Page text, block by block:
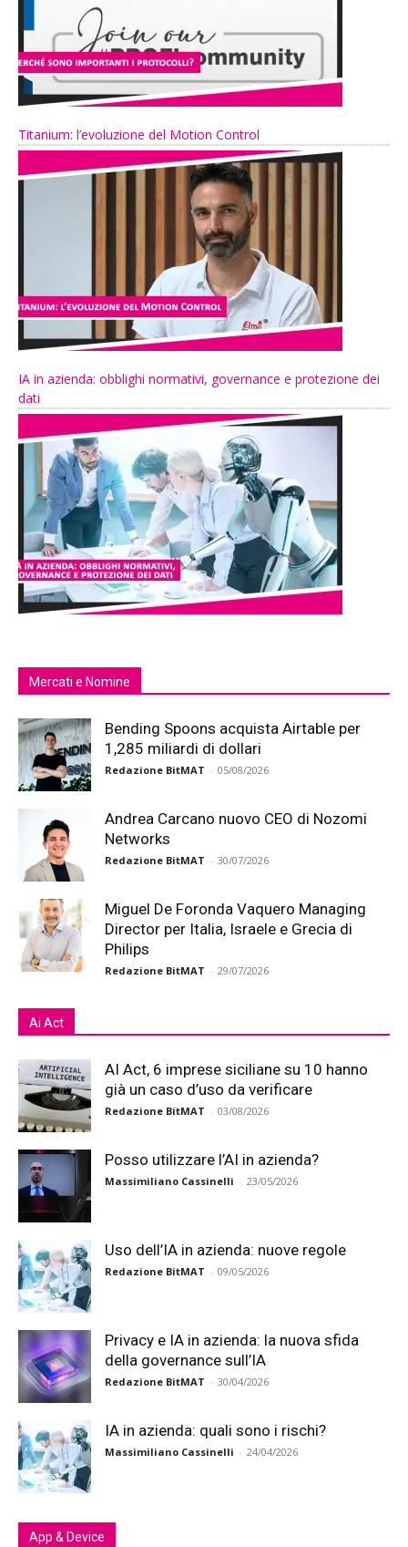
Titanium: l’evoluzione del Motion Control
IA in azienda: obblighi normativi, governance e protezione dei
dati
Mercati e Nomine
Bending Spoons acquista Airtable per
1,285 miliardi di dollari
Redazione BitMAT - 05/08/2026
Andrea Carcano nuovo CEO di Nozomi
Networks
Redazione BitMAT - 30/07/2026
Miguel De Foronda Vaquero Managing
Director per Italia, Israele e Grecia di
Philips
Redazione BitMAT - 29/07/2026
Ai Act
AI Act, 6 imprese siciliane su 10 hanno
già un caso d’uso da verificare
Redazione BitMAT - 03/08/2026
Posso utilizzare l’AI in azienda?
Massimiliano Cassinelli - 23/05/2026
Uso dell’IA in azienda: nuove regole
Redazione BitMAT - 09/05/2026
Privacy e IA in azienda: la nuova sfida
della governance sull’IA
Redazione BitMAT - 30/04/2026
IA in azienda: quali sono i rischi?
Massimiliano Cassinelli - 24/04/2026
App & Device